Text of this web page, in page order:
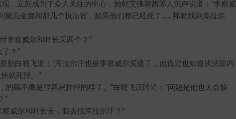
立刻成为了众人关注的中心，她朝艾佛璐茜等人沉声说道：“李察威
黛儿金娜和那几个执法官，如果他们都已经死了……那就找到库拉尔
察威尔和叶长天两个？”
？”
白晓飞道：“库拉尔汗也被李察威尔买通了，他肯定也知道执法部内
就死掉。”
确不像是很容易挂掉的样子。”白晓飞沉吟道：“问题是他也太会躲
”
威尔和叶长天，我去找库拉尔汗？”